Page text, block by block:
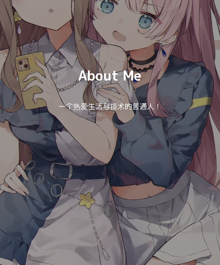
About Me
一个热爱生活与技术的普通人！